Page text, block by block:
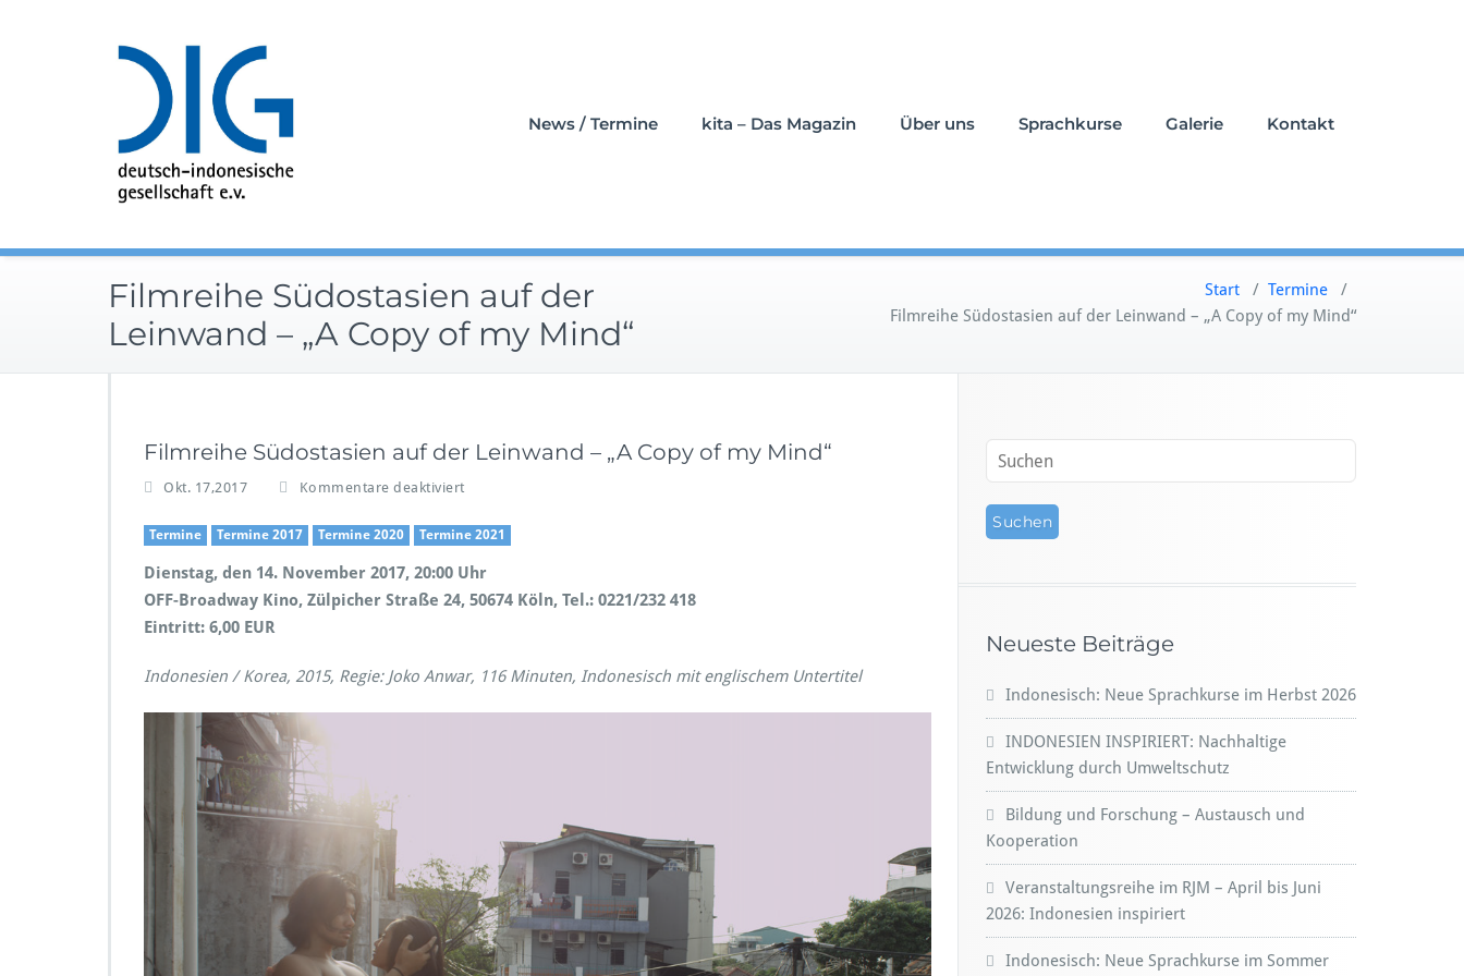
News / Termine kita – Das Magazin Über uns Sprachkurse Galerie Kontakt
Filmreihe Südostasien auf der
Leinwand – „A Copy of my Mind“
Start / Termine /
Filmreihe Südostasien auf der Leinwand – „A Copy of my Mind“
Filmreihe Südostasien auf der Leinwand – „A Copy of my Mind“
Okt. 17,2017 Kommentare deaktiviert
r
F
i
l
i
a
s
i
e
n
Termine Termine 2017 Termine 2020 Termine 2021
Dienstag, den 14. November 2017, 20:00 Uhr
OFF-Broadway Kino, Zülpicher Straße 24, 50674 Köln, Tel.: 0221/232 418
Eintritt: 6,00 EUR
Indonesien / Korea, 2015, Regie: Joko Anwar, 116 Minuten, Indonesisch mit englischem Untertitel
Neueste Beiträge
Indonesisch: Neue Sprachkurse im Herbst 2026
INDONESIEN INSPIRIERT: Nachhaltige
Entwicklung durch Umweltschutz
Bildung und Forschung – Austausch und
Kooperation
Veranstaltungsreihe im RJM – April bis Juni
2026: Indonesien inspiriert
Indonesisch: Neue Sprachkurse im Sommer